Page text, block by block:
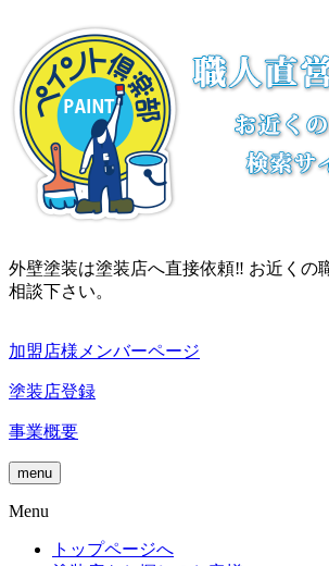
外壁塗装は塗装店へ直接依頼‼ お近くの
相談下さい。
加盟店様メンバーページ
塗装店登録
事業概要
menu
Menu
トップページへ